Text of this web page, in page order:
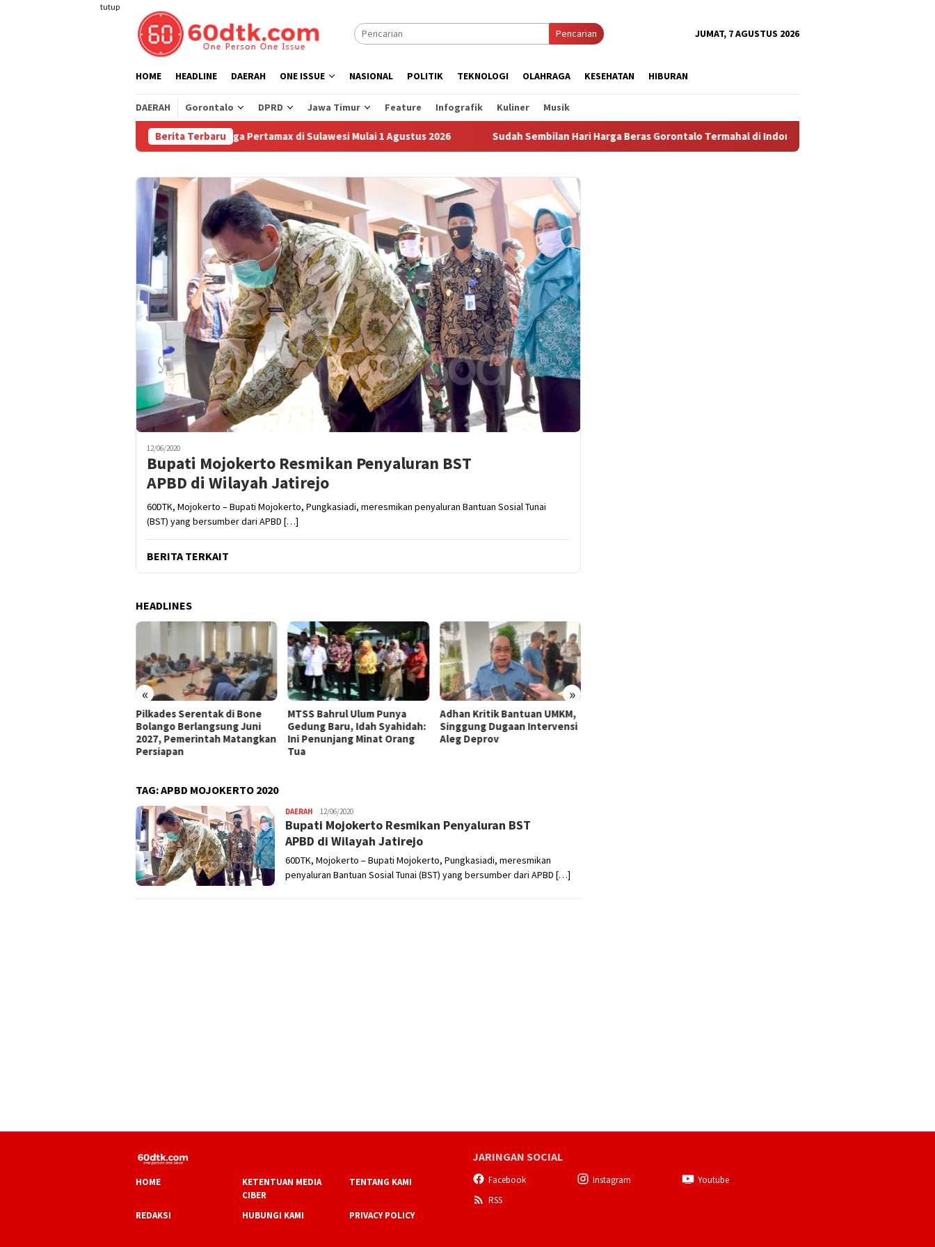
tutup
Pencarian JUMAT, 7 AGUSTUS 2026
HOME HEADLINE DAERAH ONE ISSUE NASIONAL POLITIK TEKNOLOGI OLAHRAGA KESEHATAN HIBURAN
DAERAH Gorontalo DPRD Jawa Timur Feature Infografik Kuliner Musik
Berita Terbaru
Pertamina Turunkan Harga Pertamax di Sulawesi Mulai 1 Agustus 2026 Sudah Sembilan Hari Harga Beras Gorontalo Termahal di Indonesia, Pemprov Tidak Punya Solusi?
12/06/2020
Bupati Mojokerto Resmikan Penyaluran BST
APBD di Wilayah Jatirejo
60DTK, Mojokerto – Bupati Mojokerto, Pungkasiadi, meresmikan penyaluran Bantuan Sosial Tunai
(BST) yang bersumber dari APBD […]
BERITA TERKAIT
HEADLINES
« »
Pilkades Serentak di Bone
Bolango Berlangsung Juni
2027, Pemerintah Matangkan
Persiapan
MTSS Bahrul Ulum Punya
Gedung Baru, Idah Syahidah:
Ini Penunjang Minat Orang
Tua
Adhan Kritik Bantuan UMKM,
Singgung Dugaan Intervensi
Aleg Deprov
TAG:APBD MOJOKERTO 2020
DAERAH Nikhen
Mokoginta
12/06/2020
Bupati Mojokerto Resmikan Penyaluran BST
APBD di Wilayah Jatirejo
60DTK, Mojokerto – Bupati Mojokerto, Pungkasiadi, meresmikan
penyaluran Bantuan Sosial Tunai (BST) yang bersumber dari APBD […]
HOME
KETENTUAN MEDIA
CIBER
TENTANG KAMI
REDAKSI HUBUNGI KAMI PRIVACY POLICY
JARINGAN SOCIAL
Facebook Instagram
Youtube
RSS